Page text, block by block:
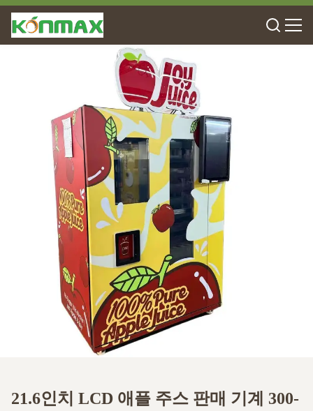
21.6인치 LCD 애플 주스 판매 기계 300-